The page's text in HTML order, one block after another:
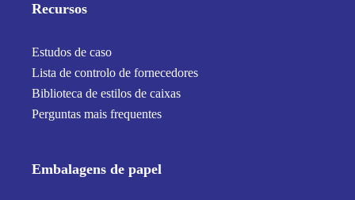
Recursos
Estudos de caso
Lista de controlo de fornecedores
Biblioteca de estilos de caixas
Perguntas mais frequentes
Embalagens de papel